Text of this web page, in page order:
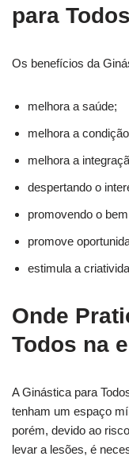
para Todos
Os benefícios da
melhora a saúde;
melhora a
melhora a
despertando o
promovendo o
promove
estimula a
Onde
Todos na
A Ginástica para
tenham um espaço
porém, devido ao
levar a lesões, é